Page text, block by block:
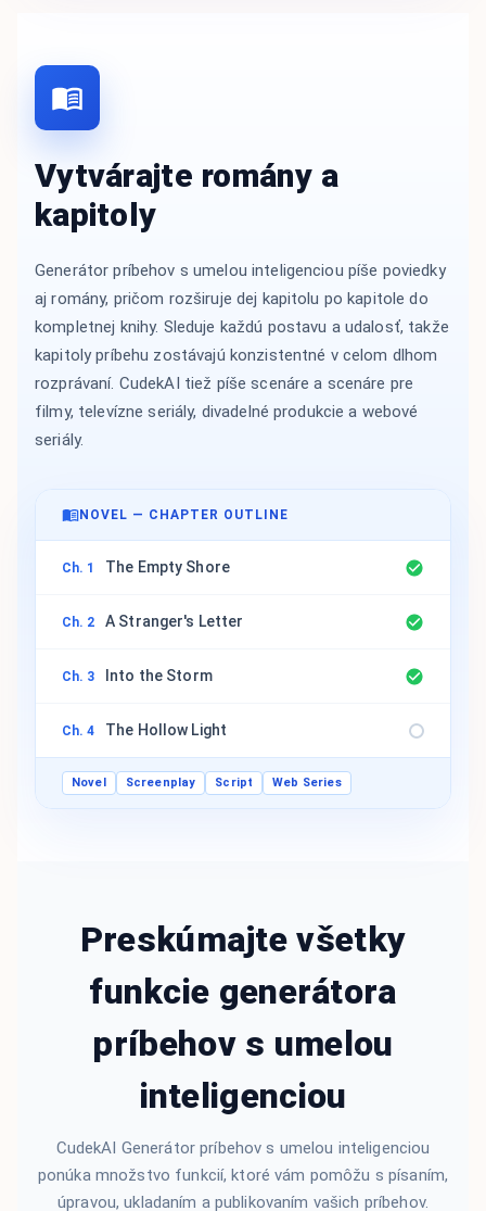
NOVEL — CHAPTER OUTLINE
Ch. 1 The Empty Shore
Ch. 2 A Stranger's Letter
Ch. 3 Into the Storm
Ch. 4 The Hollow Light
Novel Screenplay Script Web Series
Vytvárajte romány a
kapitoly
Generátor príbehov s umelou inteligenciou píše poviedky
aj romány, pričom rozširuje dej kapitolu po kapitole do
kompletnej knihy. Sleduje každú postavu a udalosť, takže
kapitoly príbehu zostávajú konzistentné v celom dlhom
rozprávaní. CudekAI tiež píše scenáre a scenáre pre
filmy, televízne seriály, divadelné produkcie a webové
seriály.
Preskúmajte všetky
funkcie generátora
príbehov s umelou
inteligenciou
CudekAI Generátor príbehov s umelou inteligenciou
ponúka množstvo funkcií, ktoré vám pomôžu s písaním,
úpravou, ukladaním a publikovaním vašich príbehov.